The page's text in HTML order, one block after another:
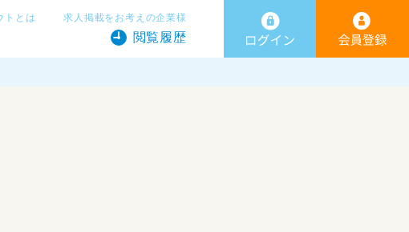
トとは 求人掲載をお考えの企業様
閲覧履歴